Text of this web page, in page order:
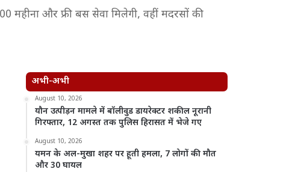
महीना और फ्री बस सेवा मिलेगी, वहीं मदरसों की
अभी-अभी
August 10, 2026
यौन उत्पीड़न मामले में बॉलीवुड डायरेक्टर शकील नूरानी
गिरफ्तार, 12 अगस्त तक पुलिस हिरासत में भेजे गए
August 10, 2026
यमन के अल-मुखा शहर पर हूती हमला, 7 लोगों की मौत
और 30 घायल